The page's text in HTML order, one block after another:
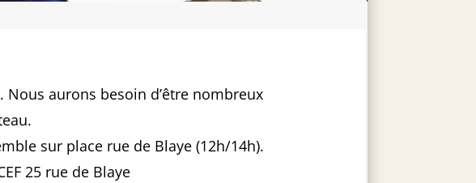
aurons besoin d’être nombreux
sur place rue de Blaye (12h/14h).
25 rue de Blaye